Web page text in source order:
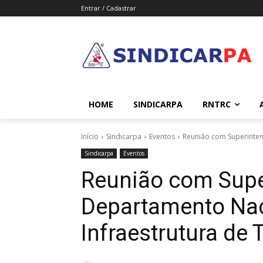
Entrar / Cadastrar
HOME SINDICARPA RNTRC
Início Sindicarpa Eventos Reunião com
Sindicarpa Eventos
Reunião com
Departamento
Infraestrutura de